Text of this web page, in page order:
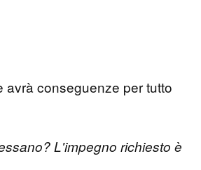
avrà conseguenze per tutto
L'impegno richiesto è